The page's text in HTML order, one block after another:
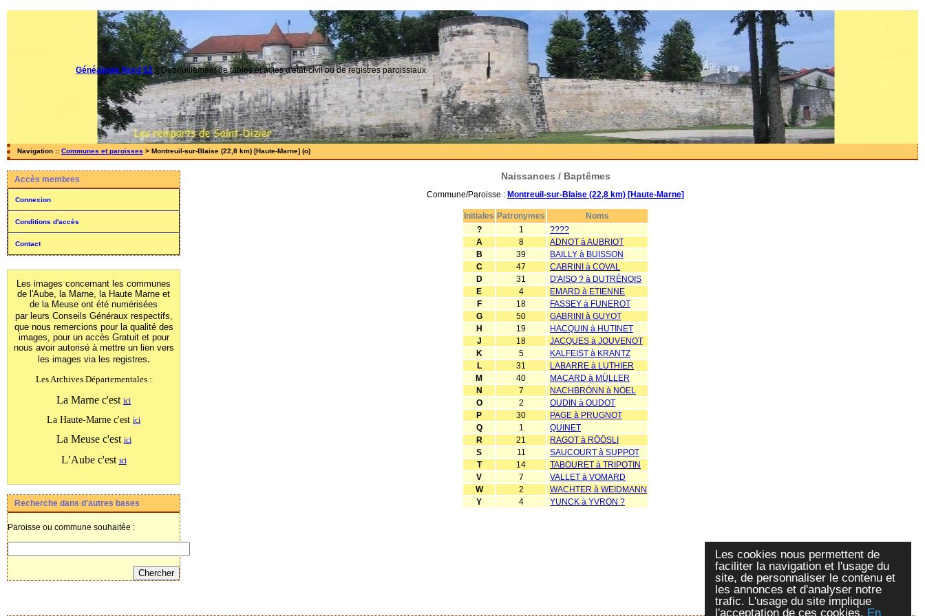
Les cookies nous permettent de
faciliter la navigation et l'usage du
site, de personnaliser le contenu et
les annonces et d'analyser notre
trafic. L'usage du site implique
l'acceptation de ces cookies. En
Généalogie Nord 52|| Dépouillement de tables et actes d'état-civil ou de registres paroissiaux
Navigation :: Communes et paroisses > Montreuil-sur-Blaise (22,8 km) [Haute-Marne] (o)
Accès membres
Connexion
Conditions d'accès
Contact
Les images concernant les communes
de l'Aube, la Marne, la Haute Marne et
de la Meuse ont été numérisées
par leurs Conseils Généraux respectifs,
que nous remercions pour la qualité des
images, pour un accès Gratuit et pour
nous avoir autorisé à mettre un lien vers
les images via les registres.
Les Archives Départementales :
La Marne c'est ici
La Haute-Marne c'est ici
La Meuse c'est ici
L’Aube c'est ici
Recherche dans d'autres bases
Paroisse ou commune souhaitée :
Naissances / Baptêmes
Commune/Paroisse : Montreuil-sur-Blaise (22,8 km) [Haute-Marne]
Initiales Patronymes
Noms
?
1
????
A
8
ADNOT à AUBRIOT
B
39
BAILLY à BUISSON
C
47
CABRINI à COVAL
D
31
D'AISO ? à DUTRÉNOIS
E
4
EMARD à ETIENNE
F
18
FASSEY à FUNEROT
G
50
GABRINI à GUYOT
H
19
HACQUIN à HUTINET
J
18
JACQUES à JOUVENOT
K
5
KALFEIST à KRANTZ
L
31
LABARRE à LUTHIER
M
40
MACARD à MÜLLER
N
7
NACHBRÖNN à NÖEL
O
2
OUDIN à OUDOT
P
30
PAGE à PRUGNOT
Q
1
QUINET
R
21
RAGOT à RÖÖSLI
S
11
SAUCOURT à SUPPOT
T
14
TABOURET à TRIPOTIN
V
7
VALLET à VOMARD
W
2
WACHTER à WEIDMANN
Y
4 YUNCK à YVRON ?